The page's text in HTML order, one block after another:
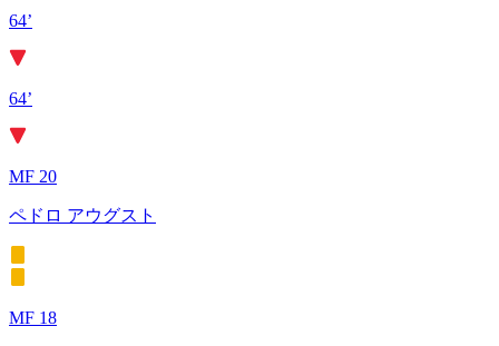
64’
64’
MF 20
ペドロ アウグスト
MF 18